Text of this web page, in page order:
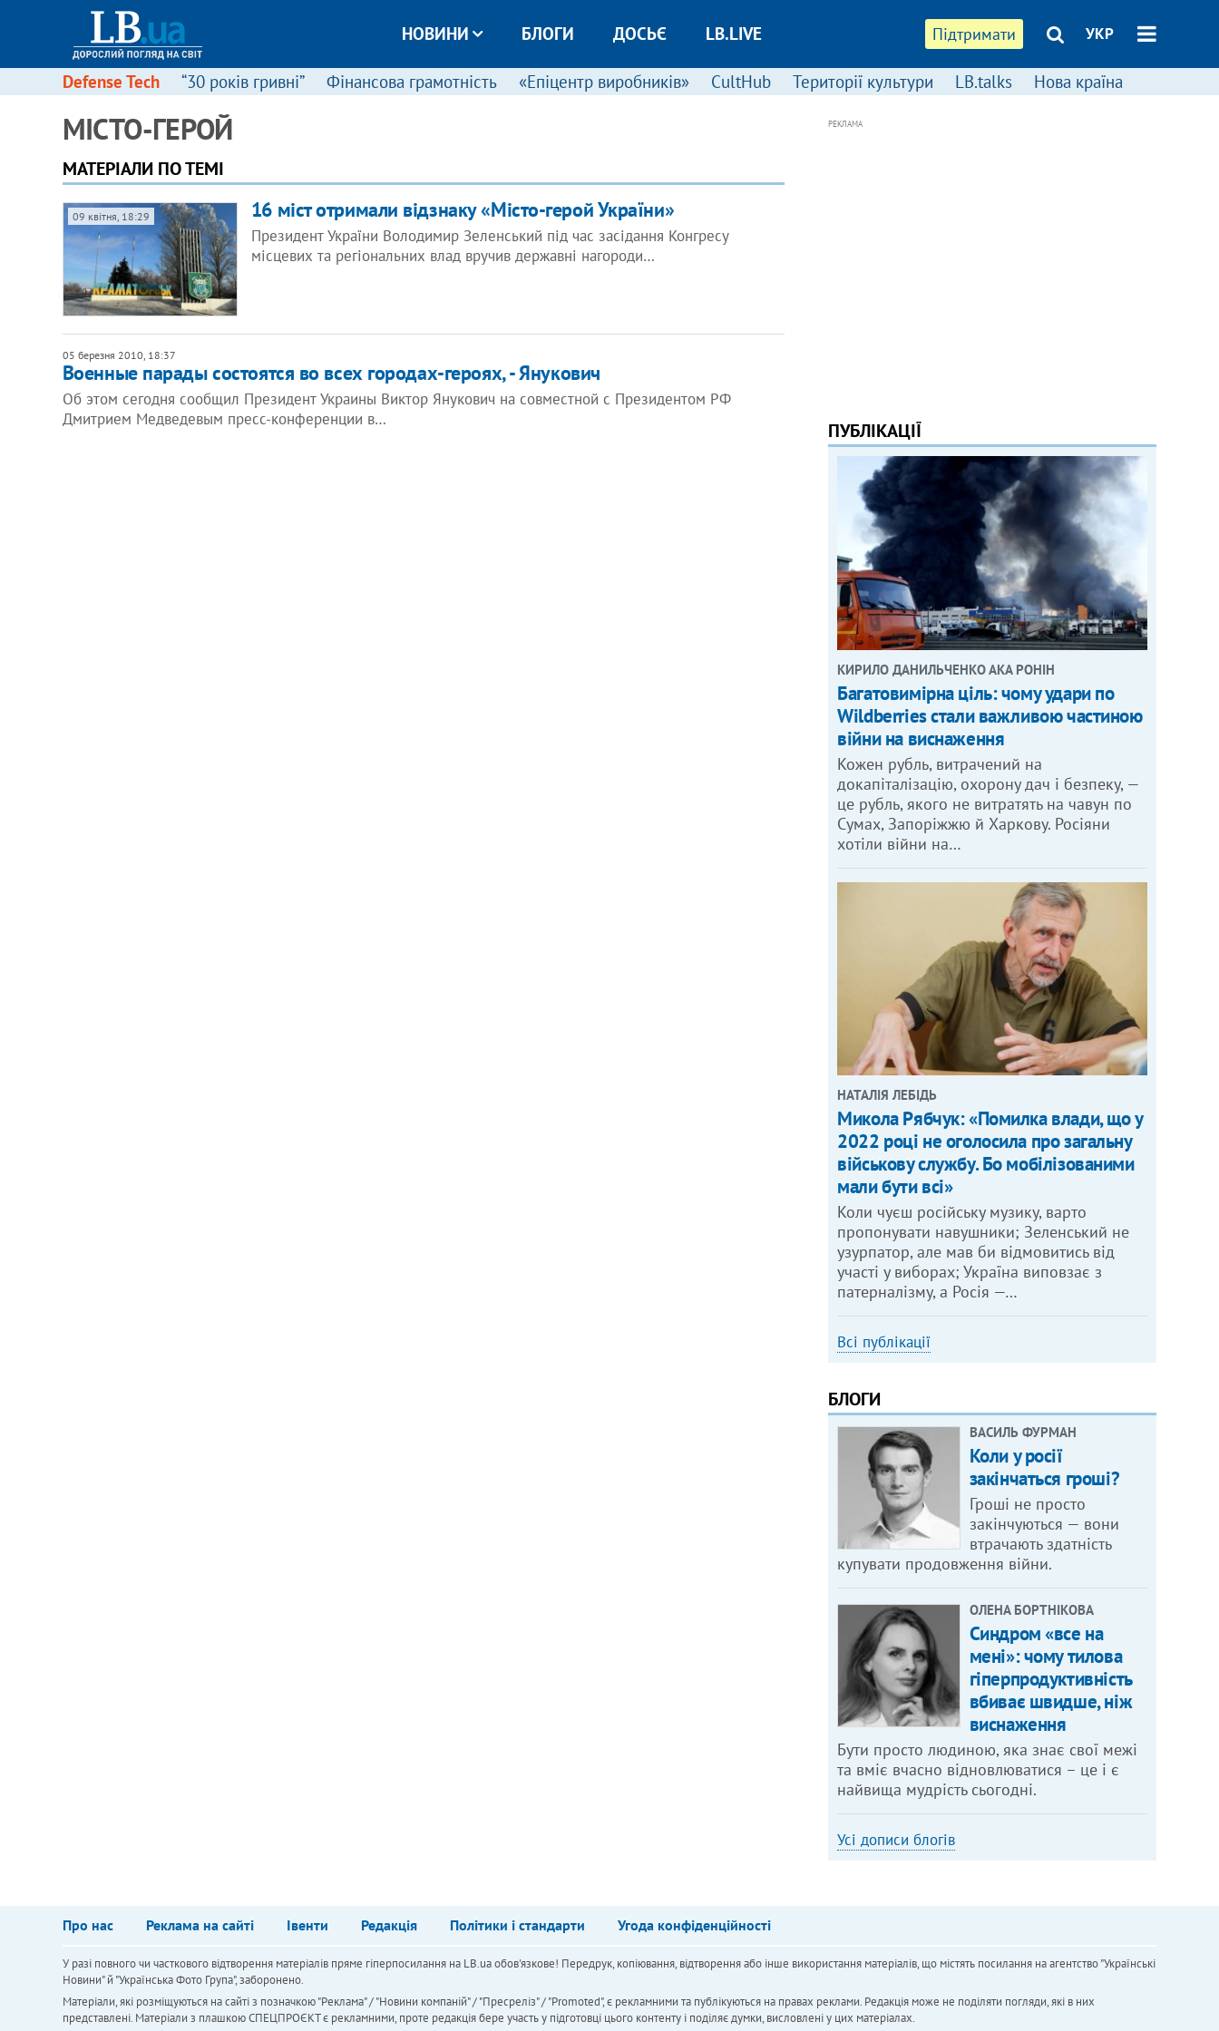
Підтримати УКР
НОВИНИ БЛОГИ ДОСЬЄ LB.LIVE
Defense Tech “30 років гривні” Фінансова грамотність «Епіцентр виробників» CultHub Території культури LB.talks Нова країна
МІСТО-ГЕРОЙ
МАТЕРІАЛИ ПО ТЕМІ
09 квітня, 18:29 16 міст отримали відзнаку «Місто-герой України»
Президент України Володимир Зеленський під час засідання Конгресу
місцевих та регіональних влад вручив державні нагороди…
05 березня 2010, 18:37
Военные парады состоятся во всех городах-героях, - Янукович
Об этом сегодня сообщил Президент Украины Виктор Янукович на совместной с Президентом РФ
Дмитрием Медведевым пресс-конференции в…
РЕКЛАМА
ПУБЛІКАЦІЇ
КИРИЛО ДАНИЛЬЧЕНКО АКА РОНІН
Багатовимірна ціль: чому удари по
Wildberries стали важливою частиною
війни на виснаження
Кожен рубль, витрачений на
докапіталізацію, охорону дач і безпеку, —
це рубль, якого не витратять на чавун по
Сумах, Запоріжжю й Харкову. Росіяни
хотіли війни на…
НАТАЛІЯ ЛЕБІДЬ
Микола Рябчук: «Помилка влади, що у
2022 році не оголосила про загальну
військову службу. Бо мобілізованими
мали бути всі»
Коли чуєш російську музику, варто
пропонувати навушники; Зеленський не
узурпатор, але мав би відмовитись від
участі у виборах; Україна виповзає з
патерналізму, а Росія —…
Всі публікації
БЛОГИ
ВАСИЛЬ ФУРМАН
Коли у росії
закінчаться гроші?
Гроші не просто
закінчуються — вони
втрачають здатність
купувати продовження війни.
ОЛЕНА БОРТНІКОВА
Синдром «все на
мені»: чому тилова
гіперпродуктивність
вбиває швидше, ніж
виснаження
Бути просто людиною, яка знає свої межі
та вміє вчасно відновлюватися – це і є
найвища мудрість сьогодні.
Усі дописи блогів
Про нас Реклама на сайті Івенти Редакція Політики і стандарти Угода конфіденційності
У разі повного чи часткового відтворення матеріалів пряме гіперпосилання на LB.ua обов'язкове! Передрук, копіювання, відтворення або інше використання матеріалів, що містять посилання на агентство "Українськi
Новини" й "Українська Фото Група", заборонено.
Матеріали, які розміщуються на сайті з позначкою "Реклама" / "Новини компаній" / "Пресреліз" / "Promoted", є рекламними та публікуються на правах реклами. Редакція може не поділяти погляди, які в них
представлені. Матеріали з плашкою СПЕЦПРОЄКТ є рекламними, проте редакція бере участь у підготовці цього контенту і поділяє думки, висловлені у цих матеріалах.